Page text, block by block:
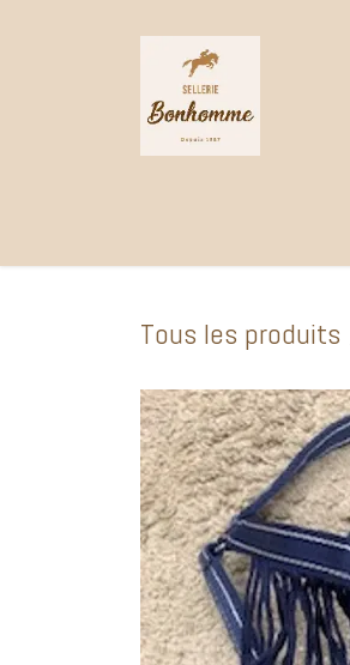
Tous les produits